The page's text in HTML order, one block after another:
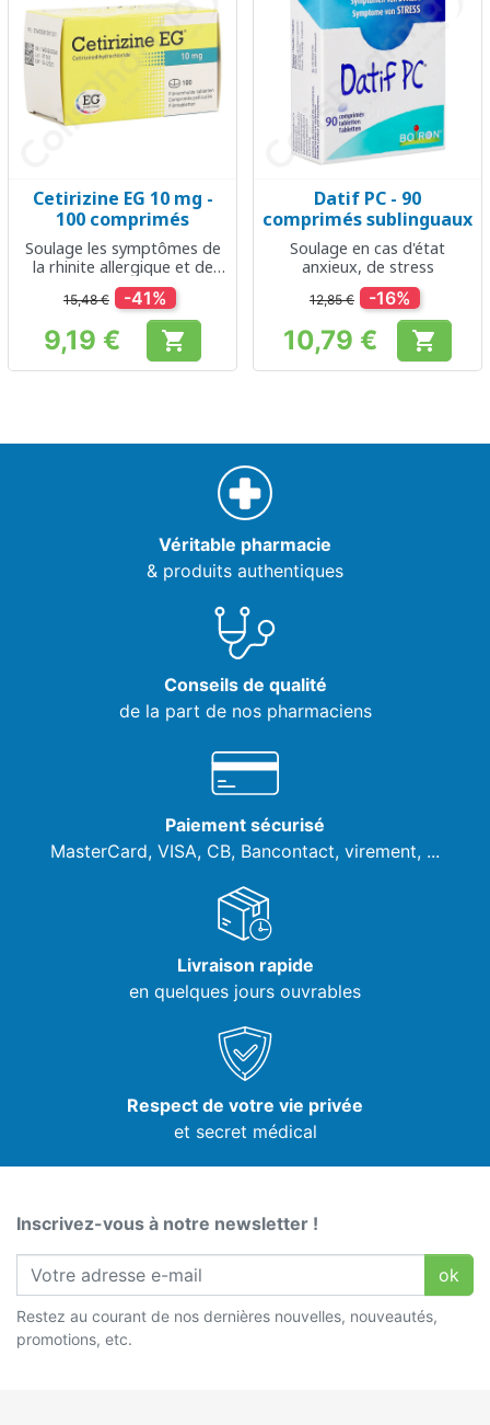
Cetirizine EG 10 mg -
100 comprimés
Soulage les symptômes de
la rhinite allergique et de
l'urticaire
15,48 € -41%
Prix
9,19 € 
Datif PC - 90
comprimés sublinguaux
Soulage en cas d'état
anxieux, de stress
12,85 € -16%
Prix
10,79 € 
Véritable pharmacie
& produits authentiques
Conseils de qualité
de la part de nos pharmaciens
Paiement sécurisé
MasterCard, VISA, CB, Bancontact, virement, ...
Livraison rapide
en quelques jours ouvrables
Respect de votre vie privée
et secret médical
Inscrivez-vous à notre newsletter !
ok
Restez au courant de nos dernières nouvelles, nouveautés,
promotions, etc.